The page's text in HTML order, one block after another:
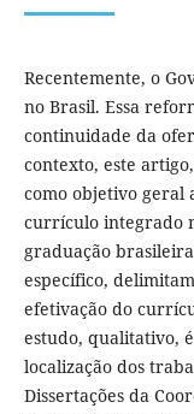
Recentemente, o
no Brasil. Essa
continuidade da
contexto, este
como objetivo geral
currículo integrado
graduação
específico,
efetivação do
estudo, qualitativo,
localização dos
Dissertações da